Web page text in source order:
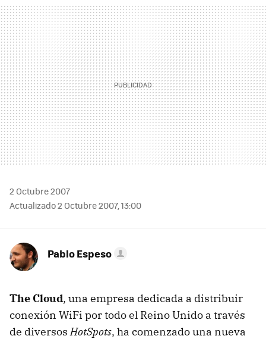
MAIL
2 Octubre 2007
Actualizado 2 Octubre 2007, 13:00
Pablo Espeso
The Cloud, una empresa dedicada a distribuir
conexión WiFi por todo el Reino Unido a través
de diversosHotSpots, ha comenzado una nueva